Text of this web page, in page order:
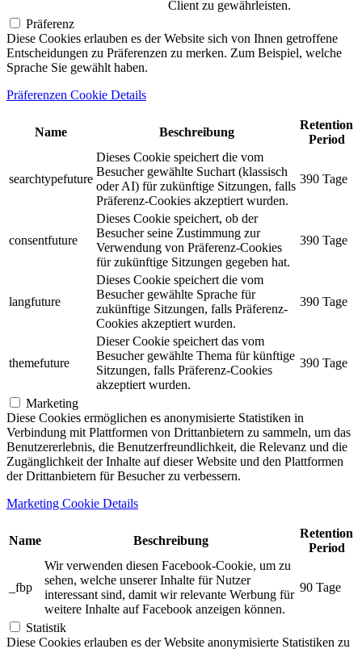
Client zu gewährleisten.
Präferenz
Diese Cookies erlauben es der Website sich von Ihnen getroffene
Entscheidungen zu Präferenzen zu merken. Zum Beispiel, welche
Sprache Sie gewählt haben.
Präferenzen Cookie Details
Name Beschreibung
Retention
Period
searchtypefuture
Dieses Cookie speichert die vom
Besucher gewählte Suchart (klassisch
oder AI) für zukünftige Sitzungen, falls
Präferenz-Cookies akzeptiert wurden.
390 Tage
consentfuture
Dieses Cookie speichert, ob der
Besucher seine Zustimmung zur
Verwendung von Präferenz-Cookies
für zukünftige Sitzungen gegeben hat.
390 Tage
langfuture
Dieses Cookie speichert die vom
Besucher gewählte Sprache für
zukünftige Sitzungen, falls Präferenz-
Cookies akzeptiert wurden.
390 Tage
themefuture
Dieser Cookie speichert das vom
Besucher gewählte Thema für künftige
Sitzungen, falls Präferenz-Cookies
akzeptiert wurden.
390 Tage
Marketing
Diese Cookies ermöglichen es anonymisierte Statistiken in
Verbindung mit Plattformen von Drittanbietern zu sammeln, um das
Benutzererlebnis, die Benutzerfreundlichkeit, die Relevanz und die
Zugänglichkeit der Inhalte auf dieser Website und den Plattformen
der Drittanbietern für Besucher zu verbessern.
Marketing Cookie Details
Name Beschreibung
Retention
Period
_fbp
Wir verwenden diesen Facebook-Cookie, um zu
sehen, welche unserer Inhalte für Nutzer
interessant sind, damit wir relevante Werbung für
weitere Inhalte auf Facebook anzeigen können.
90 Tage
Statistik
Diese Cookies erlauben es der Website anonymisierte Statistiken zu